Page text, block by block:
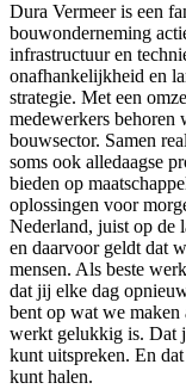
Dura Vermeer is een
bouwonderneming
infrastructuur en
onafhankelijkheid en
strategie. Met een
medewerkers behoren
bouwsector. Samen
soms ook alledaagse
bieden op
oplossingen voor
Nederland, juist op de
en daarvoor geldt dat
mensen. Als beste
dat jij elke dag
bent op wat we
werkt gelukkig is. Dat
kunt uitspreken. En
kunt halen.